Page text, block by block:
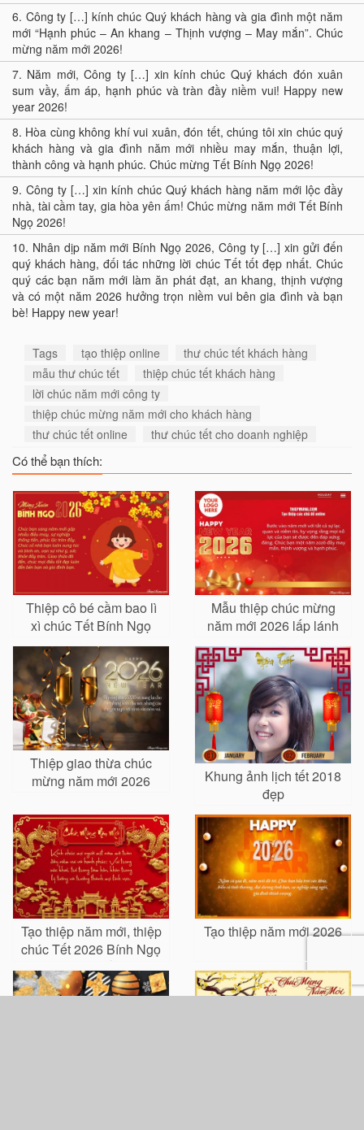
6. Công ty […] kính chúc Quý khách hàng và gia đình một năm
mới “Hạnh phúc – An khang – Thịnh vượng – May mắn”. Chúc
mừng năm mới 2026!
7. Năm mới, Công ty […] xin kính chúc Quý khách đón xuân
sum vầy, ấm áp, hạnh phúc và tràn đầy niềm vui! Happy new
year 2026!
8. Hòa cùng không khí vui xuân, đón tết, chúng tôi xin chúc quý
khách hàng và gia đình năm mới nhiều may mắn, thuận lợi,
thành công và hạnh phúc. Chúc mừng Tết Bính Ngọ 2026!
9. Công ty […] xin kính chúc Quý khách hàng năm mới lộc đầy
nhà, tài cầm tay, gia hòa yên ấm! Chúc mừng năm mới Tết Bính
Ngọ 2026!
10. Nhân dịp năm mới Bính Ngọ 2026, Công ty […] xin gửi đến
quý khách hàng, đối tác những lời chúc Tết tốt đẹp nhất. Chúc
quý các bạn năm mới làm ăn phát đạt, an khang, thịnh vượng
và có một năm 2026 hưởng trọn niềm vui bên gia đình và bạn
bè! Happy new year!
Tags tạo thiệp online
thư chúc tết khách hàng
mẫu thư chúc tết
thiệp chúc tết khách hàng
lời chúc năm mới công ty
thiệp chúc mừng năm mới cho khách hàng
thư chúc tết online
thư chúc tết cho doanh nghiệp
Có thể bạn thích:
Thiệp cô bé cầm bao lì
xì chúc Tết Bính Ngọ
2026
Mẫu thiệp chúc mừng
năm mới 2026 lấp lánh
với ruy băng
Thiệp giao thừa chúc
mừng năm mới 2026
Khung ảnh lịch tết 2018
đẹp
Tạo thiệp năm mới, thiệp
chúc Tết 2026 Bính Ngọ
đẹp nhất
Tạo thiệp năm mới 2026